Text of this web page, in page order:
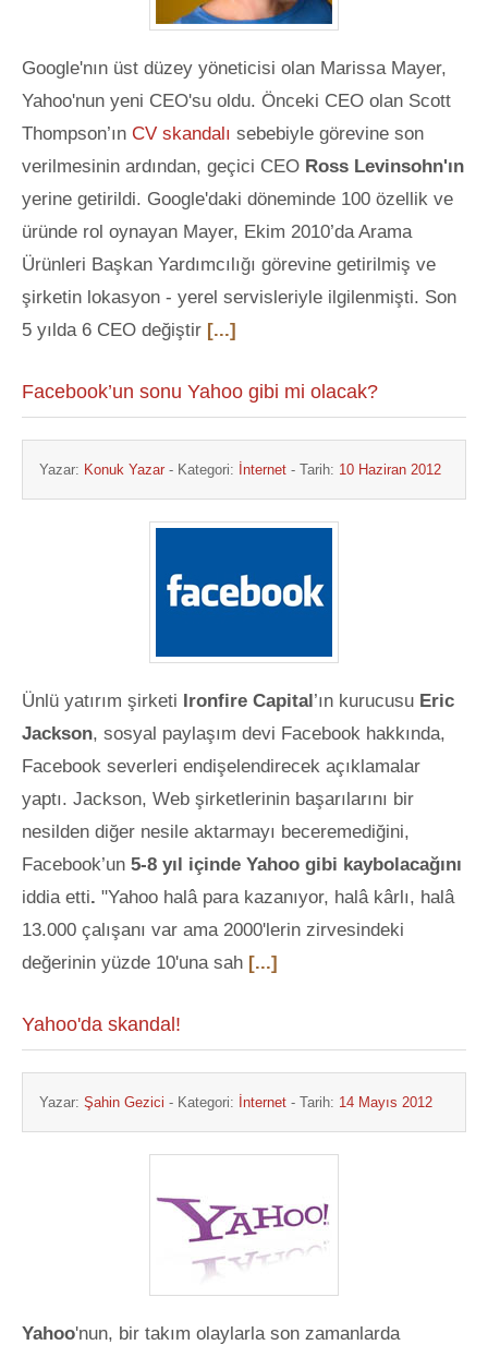
Google'nın üst düzey yöneticisi olan Marissa Mayer,
Yahoo'nun yeni CEO'su oldu. Önceki CEO olan Scott
Thompson’ın CV skandalı sebebiyle görevine son
verilmesinin ardından, geçici CEO Ross Levinsohn'ın
yerine getirildi. Google'daki döneminde 100 özellik ve
üründe rol oynayan Mayer, Ekim 2010’da Arama
Ürünleri Başkan Yardımcılığı görevine getirilmiş ve
şirketin lokasyon - yerel servisleriyle ilgilenmişti. Son
5 yılda 6 CEO değiştir [...]
Facebook’un sonu Yahoo gibi mi olacak?
Yazar: Konuk Yazar - Kategori: İnternet - Tarih: 10 Haziran 2012
Ünlü yatırım şirketi Ironfire Capital’ın kurucusu Eric
Jackson, sosyal paylaşım devi Facebook hakkında,
Facebook severleri endişelendirecek açıklamalar
yaptı. Jackson, Web şirketlerinin başarılarını bir
nesilden diğer nesile aktarmayı beceremediğini,
Facebook’un 5-8 yıl içinde Yahoo gibi kaybolacağını
iddia etti. "Yahoo halâ para kazanıyor, halâ kârlı, halâ
13.000 çalışanı var ama 2000'lerin zirvesindeki
değerinin yüzde 10'una sah [...]
Yahoo'da skandal!
Yazar: Şahin Gezici - Kategori: İnternet - Tarih: 14 Mayıs 2012
Yahoo'nun, bir takım olaylarla son zamanlarda